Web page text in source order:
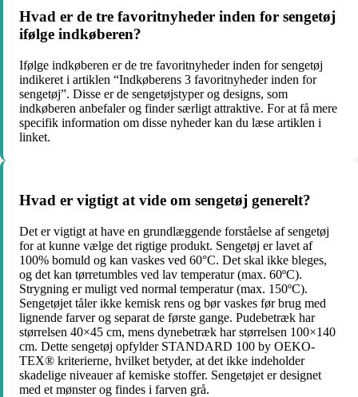
Hvad er de tre favoritnyheder inden for sengetøj
ifølge indkøberen?
Ifølge indkøberen er de tre favoritnyheder inden for sengetøj
indikeret i artiklen “Indkøberens 3 favoritnyheder inden for
sengetøj”. Disse er de sengetøjstyper og designs, som
indkøberen anbefaler og finder særligt attraktive. For at få mere
specifik information om disse nyheder kan du læse artiklen i
linket.
Hvad er vigtigt at vide om sengetøj generelt?
Det er vigtigt at have en grundlæggende forståelse af sengetøj
for at kunne vælge det rigtige produkt. Sengetøj er lavet af
100% bomuld og kan vaskes ved 60°C. Det skal ikke bleges,
og det kan tørretumbles ved lav temperatur (max. 60ºC).
Strygning er muligt ved normal temperatur (max. 150ºC).
Sengetøjet tåler ikke kemisk rens og bør vaskes før brug med
lignende farver og separat de første gange. Pudebetræk har
størrelsen 40×45 cm, mens dynebetræk har størrelsen 100×140
cm. Dette sengetøj opfylder STANDARD 100 by OEKO-
TEX® kriterierne, hvilket betyder, at det ikke indeholder
skadelige niveauer af kemiske stoffer. Sengetøjet er designet
med et mønster og findes i farven grå.